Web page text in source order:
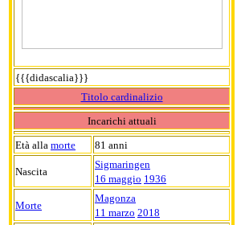
{{{didascalia}}}
Titolo cardinalizio
Incarichi attuali
Età alla morte 81 anni
Nascita
Sigmaringen
16 maggio 1936
Morte
Magonza
11 marzo 2018